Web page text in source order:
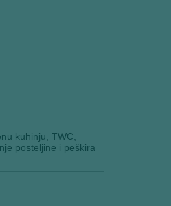
kuhinju, TWC,
posteljine i peškira